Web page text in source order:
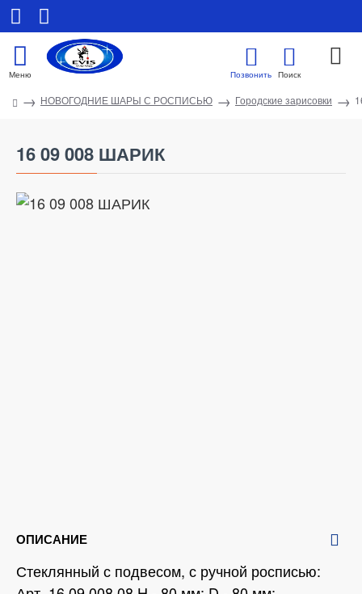
НОВОГОДНИЕ ШАРЫ С РОСПИСЬЮ Городские зарисовки
16 09 008 ШАРИК
ОПИСАНИЕ
Стеклянный с подвесом, с ручной росписью: